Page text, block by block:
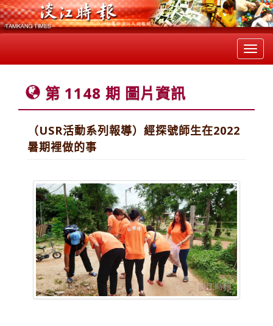
第 1148 期 圖片資訊
（USR活動系列報導）經探號師生在2022
暑期裡做的事